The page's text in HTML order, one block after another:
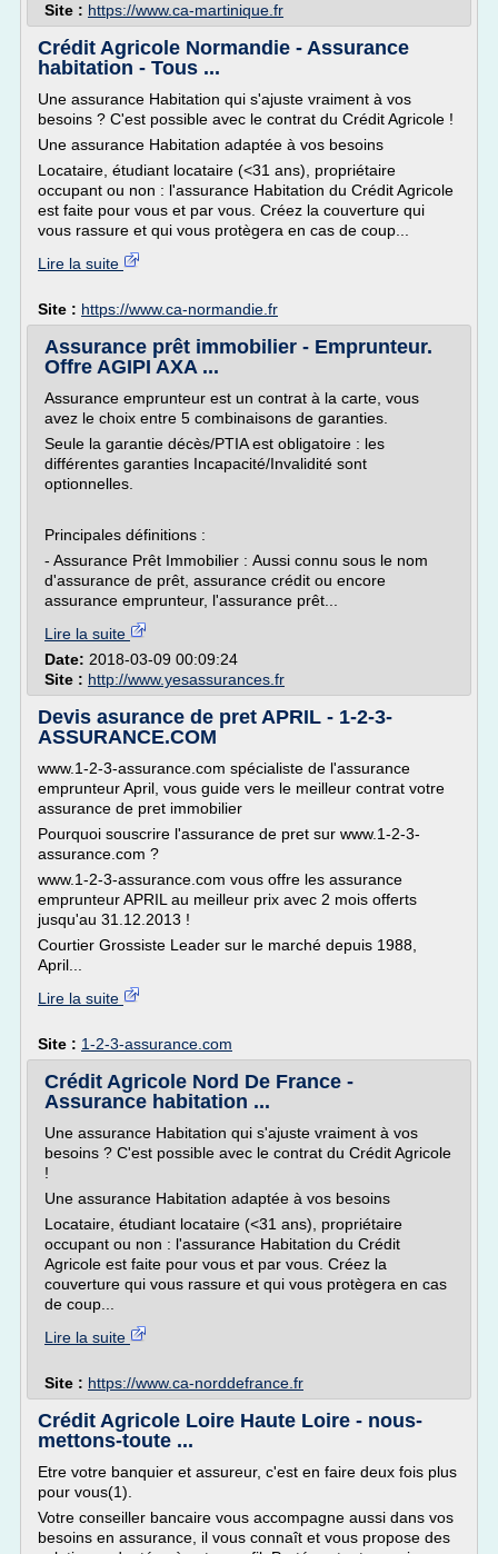
Site : https://www.ca-martinique.fr
Crédit Agricole Normandie - Assurance
habitation - Tous ...
Une assurance Habitation qui s'ajuste vraiment à vos
besoins ? C'est possible avec le contrat du Crédit Agricole !
Une assurance Habitation adaptée à vos besoins
Locataire, étudiant locataire (<31 ans), propriétaire
occupant ou non : l'assurance Habitation du Crédit Agricole
est faite pour vous et par vous. Créez la couverture qui
vous rassure et qui vous protègera en cas de coup...
Lire la suite
Site : https://www.ca-normandie.fr
Assurance prêt immobilier - Emprunteur.
Offre AGIPI AXA ...
Assurance emprunteur est un contrat à la carte, vous
avez le choix entre 5 combinaisons de garanties.
Seule la garantie décès/PTIA est obligatoire : les
différentes garanties Incapacité/Invalidité sont
optionnelles.
Principales définitions :
- Assurance Prêt Immobilier : Aussi connu sous le nom
d'assurance de prêt, assurance crédit ou encore
assurance emprunteur, l'assurance prêt...
Lire la suite
Date: 2018-03-09 00:09:24
Site : http://www.yesassurances.fr
Devis asurance de pret APRIL - 1-2-3-
ASSURANCE.COM
www.1-2-3-assurance.com spécialiste de l'assurance
emprunteur April, vous guide vers le meilleur contrat votre
assurance de pret immobilier
Pourquoi souscrire l'assurance de pret sur www.1-2-3-
assurance.com ?
www.1-2-3-assurance.com vous offre les assurance
emprunteur APRIL au meilleur prix avec 2 mois offerts
jusqu'au 31.12.2013 !
Courtier Grossiste Leader sur le marché depuis 1988,
April...
Lire la suite
Site : 1-2-3-assurance.com
Crédit Agricole Nord De France -
Assurance habitation ...
Une assurance Habitation qui s'ajuste vraiment à vos
besoins ? C'est possible avec le contrat du Crédit Agricole
!
Une assurance Habitation adaptée à vos besoins
Locataire, étudiant locataire (<31 ans), propriétaire
occupant ou non : l'assurance Habitation du Crédit
Agricole est faite pour vous et par vous. Créez la
couverture qui vous rassure et qui vous protègera en cas
de coup...
Lire la suite
Site : https://www.ca-norddefrance.fr
Crédit Agricole Loire Haute Loire - nous-
mettons-toute ...
Etre votre banquier et assureur, c'est en faire deux fois plus
pour vous(1).
Votre conseiller bancaire vous accompagne aussi dans vos
besoins en assurance, il vous connaît et vous propose des